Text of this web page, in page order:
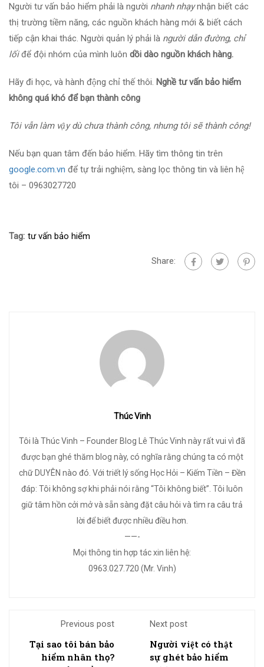
Người tư vấn bảo hiểm phải là người nhanh nhạynhận biết các
thị trường tiềm năng, các nguồn khách hàng mới & biết cách
tiếp cận khai thác. Người quản lý phải là người dẫn đường, chỉ
lốiđể đội nhóm của mình luôn dồi dào nguồn khách hàng.
Hãy đi học, và hành động chỉ thế thôi. Nghề tư vấn bảo hiểm
không quá khó để bạn thành công
Tôi vẫn làm vậy dù chưa thành công, nhưng tôi sẽ thành công!
Nếu bạn quan tâm đến bảo hiểm. Hãy tìm thông tin trên
google.com.vn để tự trải nghiệm, sàng lọc thông tin và liên hệ
tôi – 0963027720
Tag: tư vấn bảo hiểm
Share:
Thúc Vinh
Tôi là Thúc Vinh – Founder Blog Lê Thúc Vinh này rất vui vì đã
được bạn ghé thăm blog này, có nghĩa rằng chúng ta có một
chữ DUYÊN nào đó. Với triết lý sống Học Hỏi – Kiếm Tiền – Đền
đáp: Tôi không sợ khi phải nói rằng “Tôi không biết”. Tôi luôn
giữ tâm hồn cởi mở và sẵn sàng đặt câu hỏi và tìm ra câu trả
lời để biết được nhiều điều hơn.
——-
Mọi thông tin hợp tác xin liên hệ:
0963.027.720 (Mr. Vinh)
Previous post
Tại sao tôi bán bảo
hiểm nhân thọ?
Next post
Người việt có thật
sự ghét bảo hiểm